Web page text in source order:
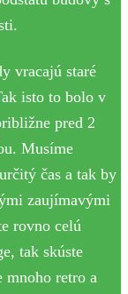
vracajú staré
isto to bolo v
pred 2
Musíme
čas a tak by
zaujímavými
rovno celú
tak skúste
mnoho retro a